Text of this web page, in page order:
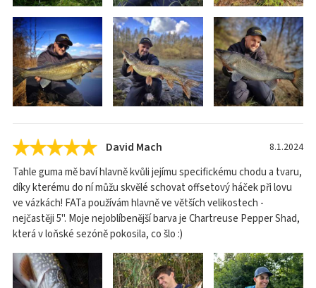
David Mach 8.1.2024
Tahle guma mě baví hlavně kvůli jejímu specifickému chodu a tvaru,
díky kterému do ní můžu skvělé schovat offsetový háček při lovu
ve vázkách! FATa používám hlavně ve větších velikostech -
nejčastěji 5". Moje nejoblíbenější barva je Chartreuse Pepper Shad,
která v loňské sezóně pokosila, co šlo :)